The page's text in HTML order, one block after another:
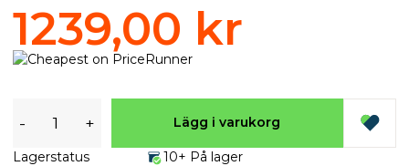
1239,00 kr
- + Lägg i varukorg
Lagerstatus
10+ På lager